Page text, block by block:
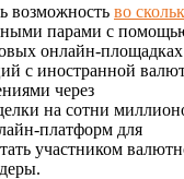
возможность во
парами с
онлайн-
с иностранной
через
на сотни
платформ для
участником